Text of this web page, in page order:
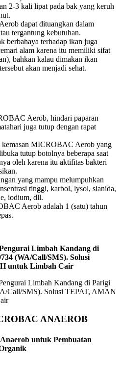
2-3 kali lipat pada bak yang keruh
dapat dituangkan dalam
tergantung kebutuhan.
terhadap ikan juga
alam karena itu memiliki sifat
bahkan kalau dimakan ikan
akan menjadi sehat.
Aerob, hindari paparan
juga tutup dengan rapat
kemasan MICROBAC Aerob yang
tutup botolnya beberapa saat
oleh karena itu aktifitas bakteri
yang mampu melumpuhkan
tinggi, karbol, lysol, sianida,
iodium, dll.
Aerob adalah 1 (satu) tahun
Limbah Kandang di
(WA/Call/SMS). Solusi
untuk Limbah Cair
ANAEROB
untuk Pembuatan